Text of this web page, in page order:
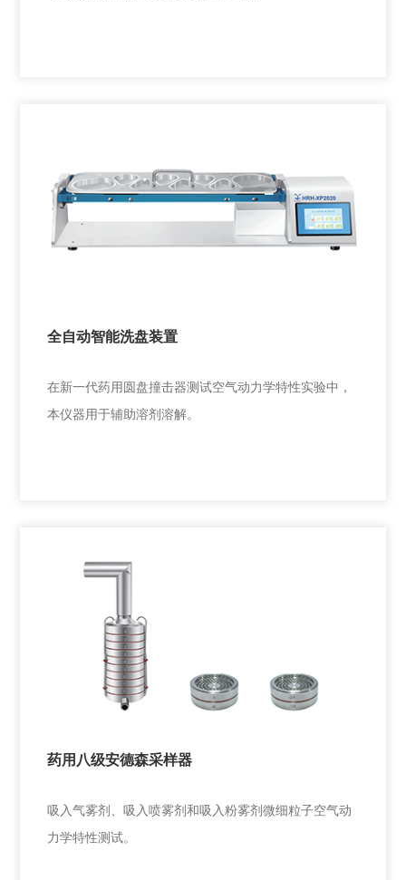
NGI降温柜
全自动智能洗盘装置
在新一代药用圆盘撞击器测试空气动力学特性实验中，
本仪器用于辅助溶剂溶解。
全自动智能洗盘装置
在新一代药用圆盘撞击器测试空气动力学特性实验中，
本仪器用于辅助溶剂溶解。
药用八级安德森采样器
吸入气雾剂、吸入喷雾剂和吸入粉雾剂微细粒子空气动
力学特性测试。